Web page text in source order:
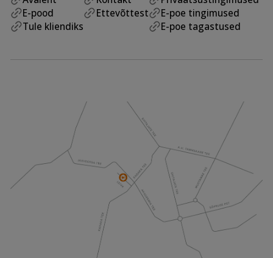
E-pood
Tule kliendiks
Ettevõttest
E-poe tingimused
E-poe tagastused